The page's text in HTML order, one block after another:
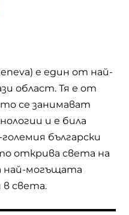
е един от най-
област. Тя е от
се занимават
и е била
български
открива света на
най-могъщата
в света.